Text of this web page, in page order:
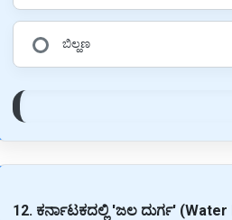
ಬಿಲ್ಹಣ
12. ಕರ್ನಾಟಕದಲ್ಲಿ 'ಜಲ ದುರ್ಗ'